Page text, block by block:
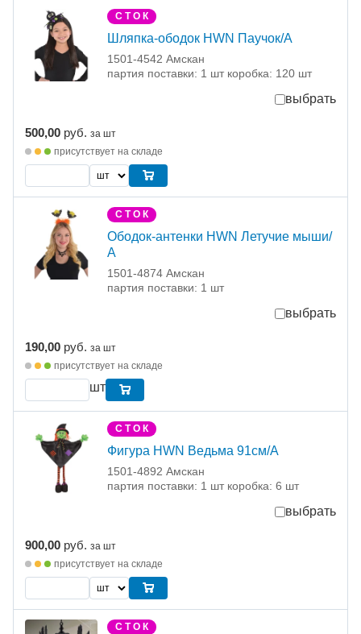
С Т О К
Шляпка-ободок HWN Паучок/A
1501-4542 Амскан
партия поставки: 1 шт коробка: 120 шт
выбрать
500,00 руб. за шт
присутствует на складе
С Т О К
Ободок-антенки HWN Летучие мыши/
А
1501-4874 Амскан
партия поставки: 1 шт
выбрать
190,00 руб. за шт
присутствует на складе
шт
С Т О К
Фигура HWN Ведьма 91см/A
1501-4892 Амскан
партия поставки: 1 шт коробка: 6 шт
выбрать
900,00 руб. за шт
присутствует на складе
С Т О К